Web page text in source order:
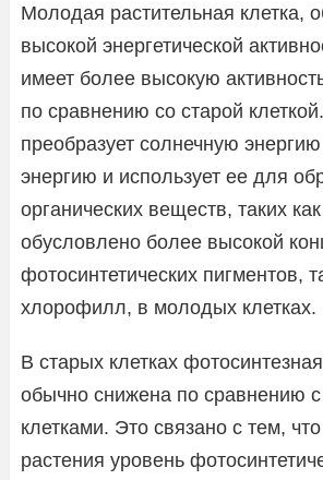
Молодая растительная клетка,
высокой энергетической
имеет более высокую
по сравнению со старой
преобразует солнечную
энергию и использует ее для
органических веществ, таких
обусловлено более высокой
фотосинтетических пигментов,
хлорофилл, в молодых клетках.
В старых клетках
обычно снижена по сравнению
клетками. Это связано с тем,
растения уровень